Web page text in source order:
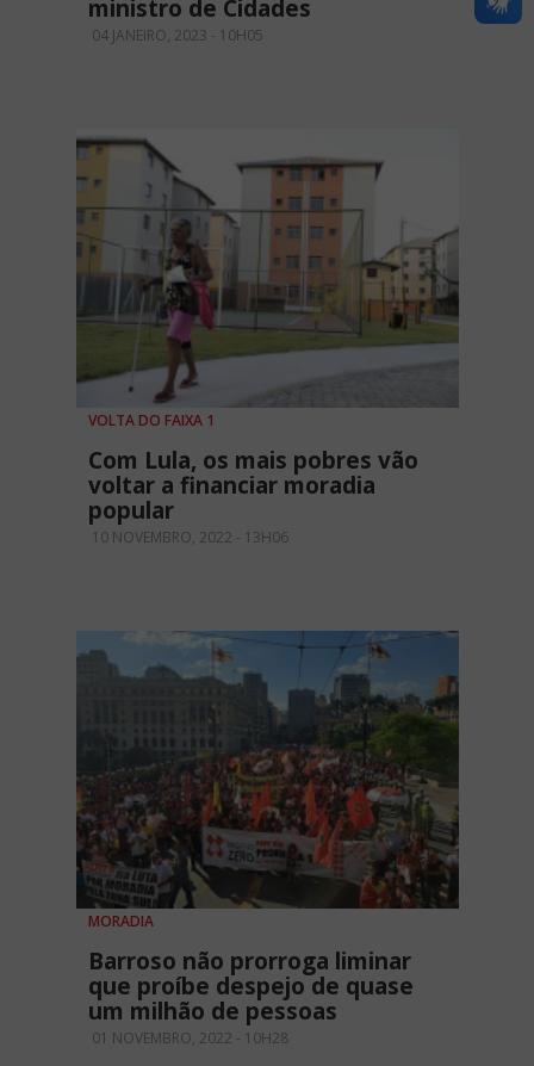
ministro de Cidades
04 JANEIRO, 2023 - 10H05
VOLTA DO FAIXA 1
Com Lula, os mais pobres vão
voltar a financiar moradia
popular
10 NOVEMBRO, 2022 - 13H06
MORADIA
Barroso não prorroga liminar
que proíbe despejo de quase
um milhão de pessoas
01 NOVEMBRO, 2022 - 10H28